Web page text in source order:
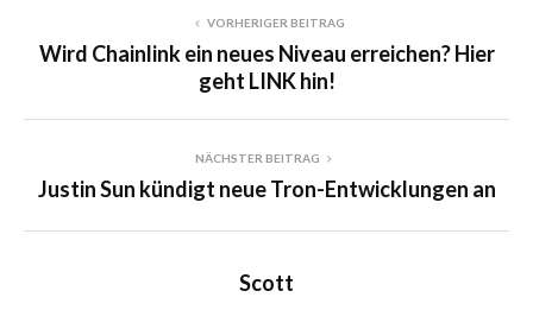
VORHERIGER BEITRAG
Wird Chainlink ein neues Niveau erreichen? Hier
geht LINK hin!
NÄCHSTER BEITRAG
Justin Sun kündigt neue Tron-Entwicklungen an
Scott